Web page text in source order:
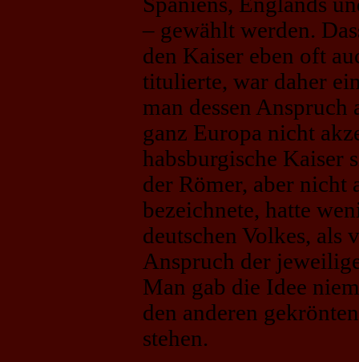
– gewählt werden.
den Kaiser eben oft
titulierte, war daher
man dessen
ganz Europa nicht
habsburgische Kaiser
der Römer, aber nicht
bezeichnete, hatte
deutschen Volkes, als
Anspruch der
Man gab die Idee
den anderen
stehen.